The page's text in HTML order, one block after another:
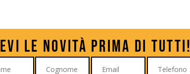
le novità prima di tutti!